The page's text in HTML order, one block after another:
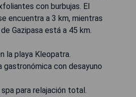
con burbujas. El
encuentra a 3 km, mientras
Gazipasa está a 45 km.
la playa Kleopatra.
con desayuno
para relajación total.